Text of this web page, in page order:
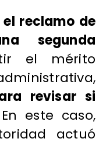
el reclamo de
segunda
el mérito
revisar si
este caso,
actuó